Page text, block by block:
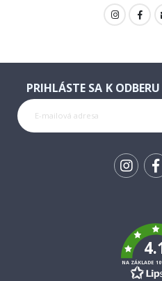
PRIHLÁSTE SA K
NA ZÁKLADE